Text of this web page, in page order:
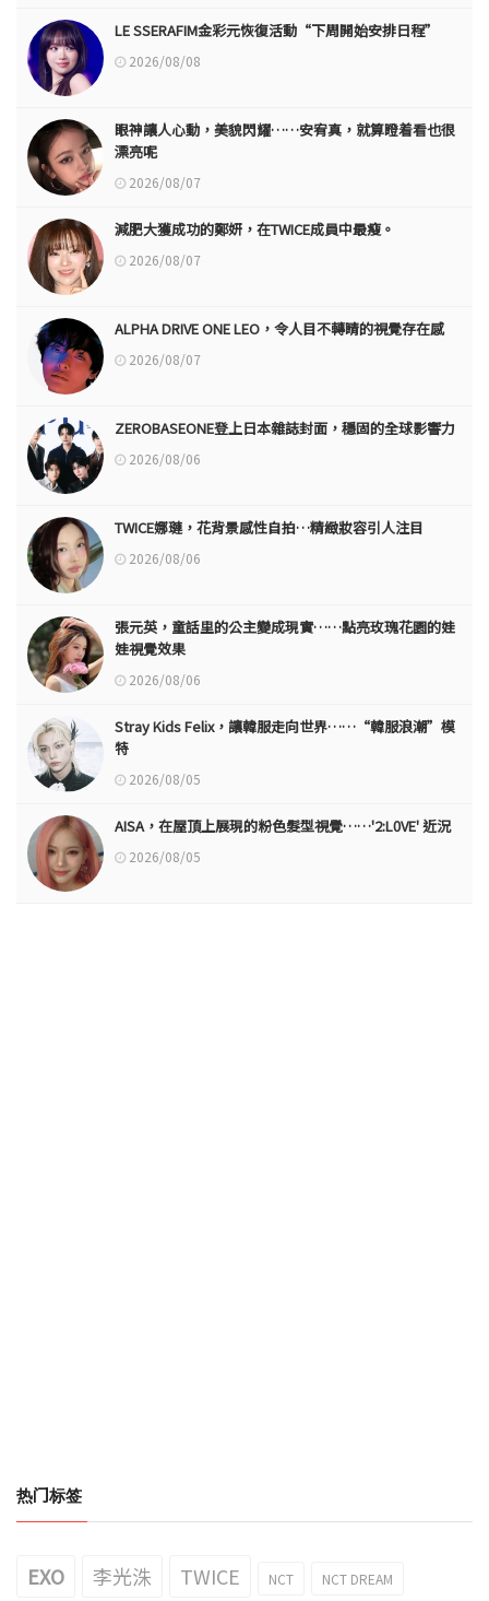
LE SSERAFIM金彩元恢復活動“下周開始安排日程”
2026/08/08
眼神讓人心動，美貌閃耀……安宥真，就算瞪着看也很
漂亮呢
2026/08/07
減肥大獲成功的鄭妍，在TWICE成員中最瘦。
2026/08/07
ALPHA DRIVE ONE LEO，令人目不轉睛的視覺存在感
2026/08/07
ZEROBASEONE登上日本雜誌封面，穩固的全球影響力
2026/08/06
TWICE娜璉，花背景感性自拍…精緻妝容引人注目
2026/08/06
張元英，童話里的公主變成現實……點亮玫瑰花園的娃
娃視覺效果
2026/08/06
Stray Kids Felix，讓韓服走向世界……“韓服浪潮”模
特
2026/08/05
AISA，在屋頂上展現的粉色髮型視覺……'2:L0VE' 近況
2026/08/05
热门标签
EXO 李光洙 TWICE NCT NCT DREAM